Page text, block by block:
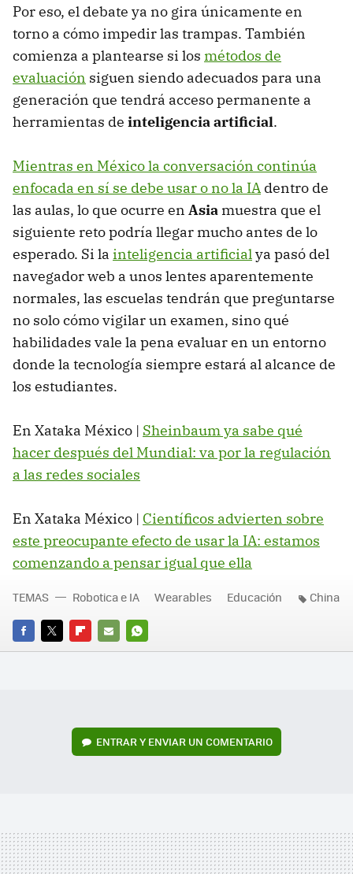
Por eso, el debate ya no gira únicamente en
torno a cómo impedir las trampas. También
comienza a plantearse si los métodos de
evaluación siguen siendo adecuados para una
generación que tendrá acceso permanente a
herramientas de inteligencia artificial.
Mientras en México la conversación continúa
enfocada en sí se debe usar o no la IA dentro de
las aulas, lo que ocurre en Asia muestra que el
siguiente reto podría llegar mucho antes de lo
esperado. Si la inteligencia artificialya pasó del
navegador web a unos lentes aparentemente
normales, las escuelas tendrán que preguntarse
no solo cómo vigilar un examen, sino qué
habilidades vale la pena evaluar en un entorno
donde la tecnología siempre estará al alcance de
los estudiantes.
En Xataka México | Sheinbaum ya sabe qué
hacer después del Mundial: va por la regulación
a las redes sociales
En Xataka México | Científicos advierten sobre
este preocupante efecto de usar la IA: estamos
comenzando a pensar igual que ella
FACEBOOK
TWITTERFLIPBOARD
E-
WHATSAPP
TEMAS Robotica e IA Wearables Educación China
ENTRAR Y ENVIAR UN COMENTARIO